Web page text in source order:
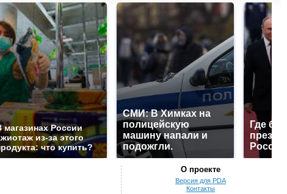
магазинах России
из-за этого
что купить?
СМИ: В Химках на
полицейскую
машину напали и
подожгли.
Где
О проекте
Версия для PDA
Контакты